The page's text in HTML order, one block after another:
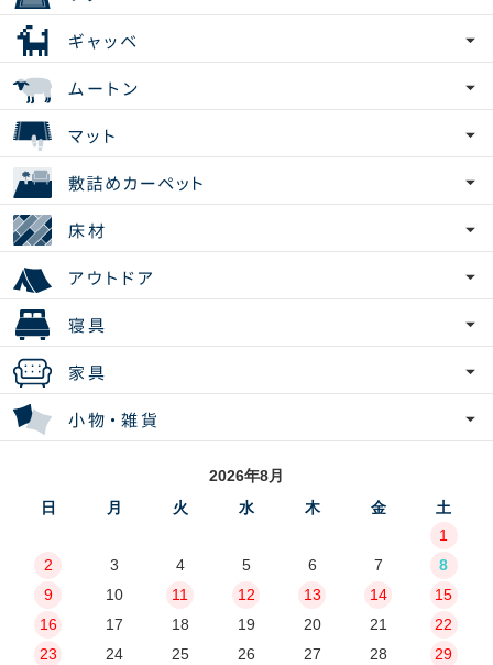
2026年8月
日
月 火 水 木 金
土
1
2
3 4 5 6 7
8
9
10 11 12 13 14
15
16
17 18 19 20 21
22
23
24 25 26 27 28
29